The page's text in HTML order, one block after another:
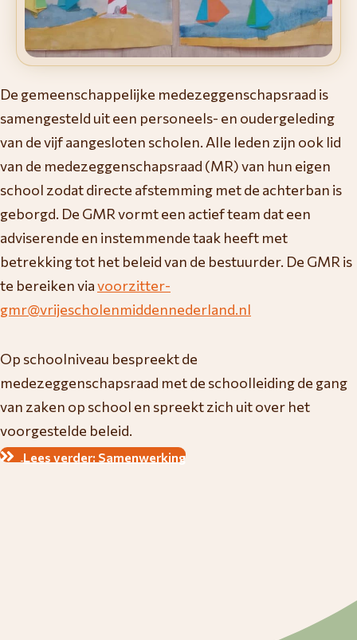
De gemeenschappelijke medezeggenschapsraad is
samengesteld uit een personeels- en oudergeleding
van de vijf aangesloten scholen. Alle leden zijn ook lid
van de medezeggenschapsraad (MR) van hun eigen
school zodat directe afstemming met de achterban is
geborgd. De GMR vormt een actief team dat een
adviserende en instemmende taak heeft met
betrekking tot het beleid van de bestuurder. De GMR is
te bereiken viavoorzitter-
gmr@vrijescholenmiddennederland.nl
Op schoolniveau bespreekt de
medezeggenschapsraad met de schoolleiding de gang
van zaken op school en spreekt zich uit over het
voorgestelde beleid.
Lees verder: Samenwerking